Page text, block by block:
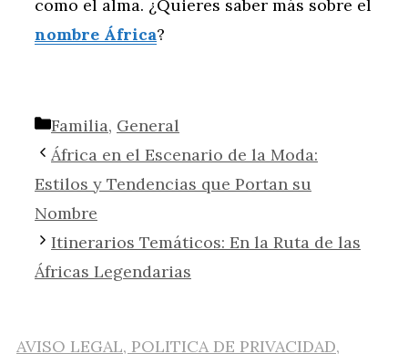
como el alma. ¿Quieres saber más sobre el
nombre África?
Categorías
Familia, General
África en el Escenario de la Moda:
Estilos y Tendencias que Portan su
Nombre
Itinerarios Temáticos: En la Ruta de las
Áfricas Legendarias
AVISO LEGAL, POLITICA DE PRIVACIDAD,